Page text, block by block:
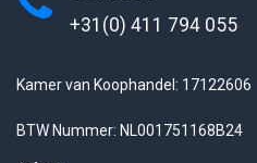
+31(0) 411 794 055
Kamer van Koophandel: 17122606
BTW Nummer: NL001751168B24